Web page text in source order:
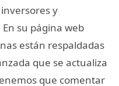
y
su página web
están respaldadas
que se actualiza
que comentar